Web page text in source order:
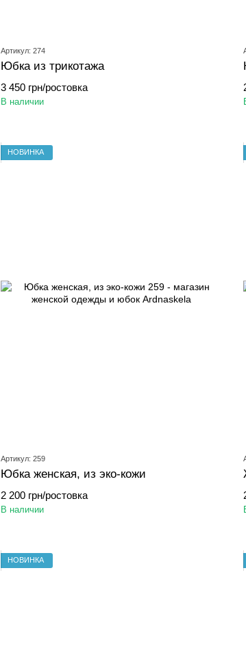
Артикул: 274
Юбка из трикотажа
3 450 грн/ростовка
В наличии
НОВИНКА
Артикул: 259
Юбка женская, из эко-кожи
2 200 грн/ростовка
В наличии
НОВИНКА